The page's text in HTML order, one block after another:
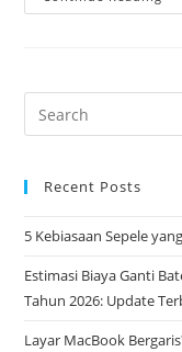
Recent Posts
5 Kebiasaan Sepele
Estimasi Biaya Ganti
Tahun 2026: Update
Layar MacBook